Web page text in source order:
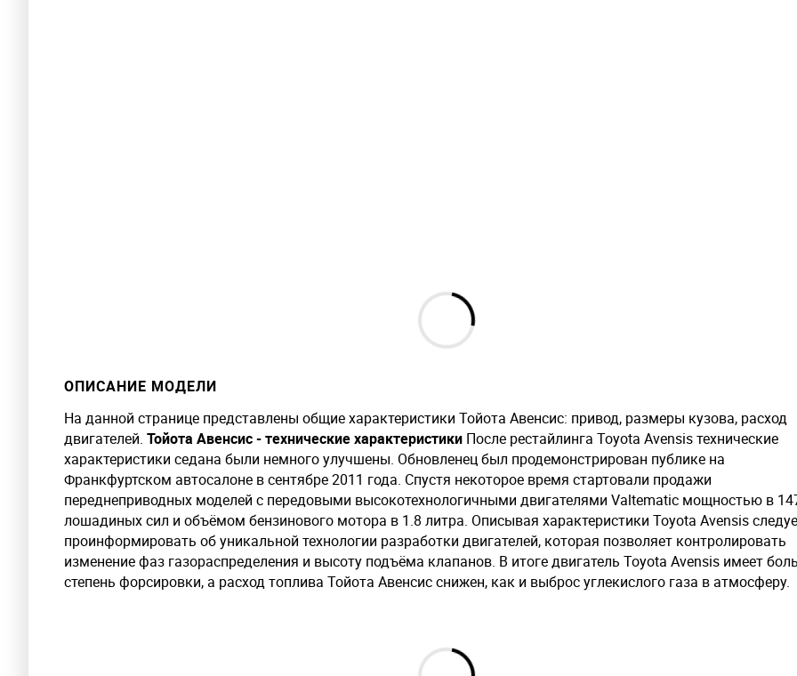
ОПИСАНИЕ МОДЕЛИ
На данной странице представлены общие характеристики Тойота Авенсис: привод, размеры кузова, расход
двигателей. Тойота Авенсис - технические характеристики После рестайлинга Toyota Avensis технические
характеристики седана были немного улучшены. Обновленец был продемонстрирован публике на
Франкфуртском автосалоне в сентябре 2011 года. Спустя некоторое время стартовали продажи
переднеприводных моделей с передовыми высокотехнологичными двигателями Valtematic мощностью в
лошадиных сил и объёмом бензинового мотора в 1.8 литра. Описывая характеристики Toyota Avensis
проинформировать об уникальной технологии разработки двигателей, которая позволяет контролировать
изменение фаз газораспределения и высоту подъёма клапанов. В итоге двигатель Toyota Avensis имеет
степень форсировки, а расход топлива Тойота Авенсис снижен, как и выброс углекислого газа в атмосферу.